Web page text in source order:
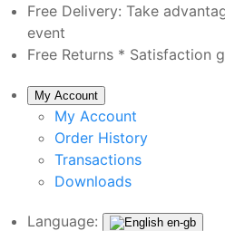
Free Delivery: Take
event
Free Returns * Satisfaction
My Account
My Account
Order History
Transactions
Downloads
Language: en-gb